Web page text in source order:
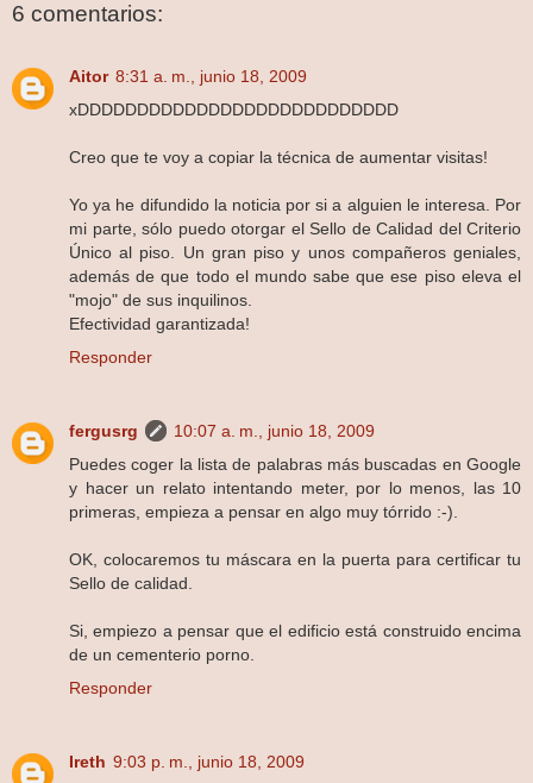
6 comentarios:
Aitor 8:31 a. m., junio 18, 2009
xDDDDDDDDDDDDDDDDDDDDDDDDDDD
Creo que te voy a copiar la técnica de aumentar visitas!
Yo ya he difundido la noticia por si a alguien le interesa. Por
mi parte, sólo puedo otorgar el Sello de Calidad del Criterio
Único al piso. Un gran piso y unos compañeros geniales,
además de que todo el mundo sabe que ese piso eleva el
"mojo" de sus inquilinos.
Efectividad garantizada!
Responder
fergusrg
10:07 a. m., junio 18, 2009
Puedes coger la lista de palabras más buscadas en Google
y hacer un relato intentando meter, por lo menos, las 10
primeras, empieza a pensar en algo muy tórrido :-).
OK, colocaremos tu máscara en la puerta para certificar tu
Sello de calidad.
Si, empiezo a pensar que el edificio está construido encima
de un cementerio porno.
Responder
Ireth 9:03 p. m., junio 18, 2009